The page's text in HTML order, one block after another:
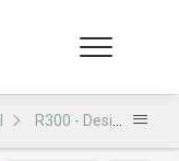
R300 - Design 148